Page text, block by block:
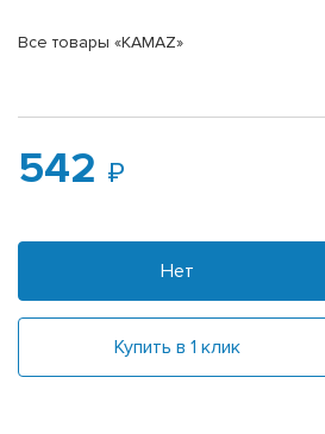
Все товары «KAMAZ»
542
Нет
Купить в 1 клик